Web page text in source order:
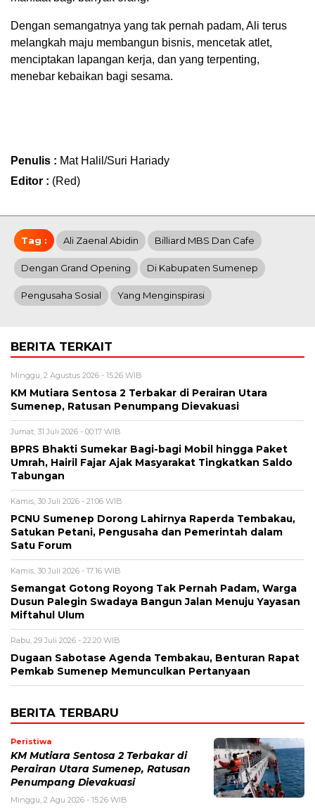
Dengan semangatnya yang tak pernah padam, Ali terus
melangkah maju membangun bisnis, mencetak atlet,
menciptakan lapangan kerja, dan yang terpenting,
menebar kebaikan bagi sesama.
Penulis : Mat Halil/Suri Hariady
Editor : (Red)
Tag : Ali Zaenal Abidin Billiard MBS Dan Cafe
Dengan Grand Opening Di Kabupaten Sumenep
Pengusaha Sosial Yang Menginspirasi
BERITA TERKAIT
Minggu, 2 Agustus 2026 - 15:26 WIB
KM Mutiara Sentosa 2 Terbakar di Perairan Utara
Sumenep, Ratusan Penumpang Dievakuasi
Jumat, 31 Juli 2026 - 00:17 WIB
BPRS Bhakti Sumekar Bagi-bagi Mobil hingga Paket
Umrah, Hairil Fajar Ajak Masyarakat Tingkatkan Saldo
Tabungan
Kamis, 30 Juli 2026 - 21:06 WIB
PCNU Sumenep Dorong Lahirnya Raperda Tembakau,
Satukan Petani, Pengusaha dan Pemerintah dalam
Satu Forum
Kamis, 30 Juli 2026 - 17:16 WIB
Semangat Gotong Royong Tak Pernah Padam, Warga
Dusun Palegin Swadaya Bangun Jalan Menuju Yayasan
Miftahul Ulum
Rabu, 29 Juli 2026 - 22:20 WIB
Dugaan Sabotase Agenda Tembakau, Benturan Rapat
Pemkab Sumenep Memunculkan Pertanyaan
BERITA TERBARU
Peristiwa
KM Mutiara Sentosa 2 Terbakar di
Perairan Utara Sumenep, Ratusan
Penumpang Dievakuasi
Minggu, 2 Agu 2026 - 15:26 WIB